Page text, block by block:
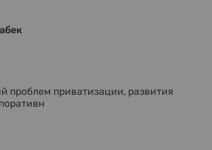
проблем приватизации, развития